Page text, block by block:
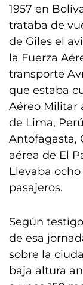
1957 en
trataba de
de Giles el
la Fuerza
transporte
que estaba
Aéreo Militar
de Lima,
Antofagasta,
aérea de El
Llevaba
pasajeros.
Según
de esa
sobre la
baja altura